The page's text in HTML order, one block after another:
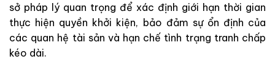
sở pháp lý quan trọng để xác định giới hạn thời gian
thực hiện quyền khởi kiện, bảo đảm sự ổn định của
các quan hệ tài sản và hạn chế tình trạng tranh chấp
kéo dài.